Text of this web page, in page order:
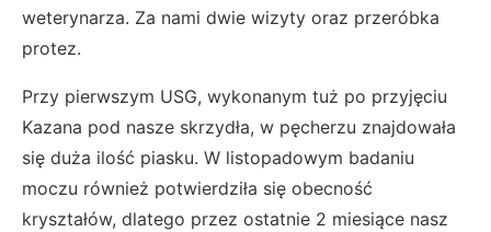
weterynarza. Za nami dwie wizyty oraz przeróbka
protez.
Przy pierwszym USG, wykonanym tuż po przyjęciu
Kazana pod nasze skrzydła, w pęcherzu znajdowała
się duża ilość piasku. W listopadowym badaniu
moczu również potwierdziła się obecność
kryształów, dlatego przez ostatnie 2 miesiące nasz